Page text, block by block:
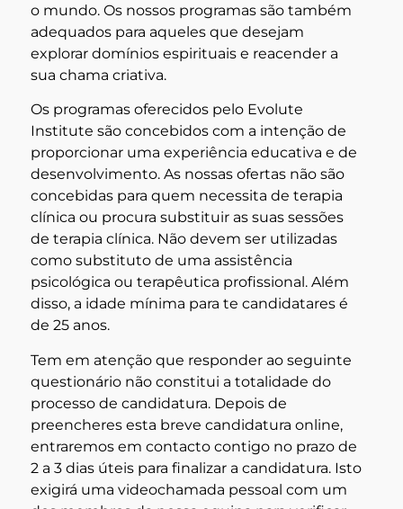
o mundo. Os nossos programas são também
adequados para aqueles que desejam
explorar domínios espirituais e reacender a
sua chama criativa.
Os programas oferecidos pelo Evolute
Institute são concebidos com a intenção de
proporcionar uma experiência educativa e de
desenvolvimento. As nossas ofertas não são
concebidas para quem necessita de terapia
clínica ou procura substituir as suas sessões
de terapia clínica. Não devem ser utilizadas
como substituto de uma assistência
psicológica ou terapêutica profissional. Além
disso, a idade mínima para te candidatares é
de 25 anos.
Tem em atenção que responder ao seguinte
questionário não constitui a totalidade do
processo de candidatura. Depois de
preencheres esta breve candidatura online,
entraremos em contacto contigo no prazo de
2 a 3 dias úteis para finalizar a candidatura. Isto
exigirá uma videochamada pessoal com um